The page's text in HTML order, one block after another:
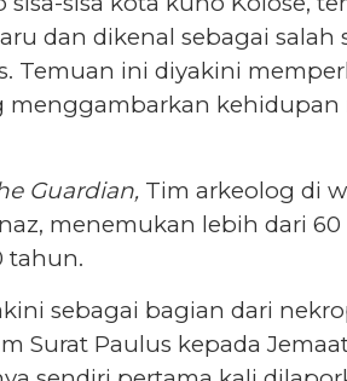
dan dikenal sebagai salah
Temuan ini diyakini
menggambarkan kehidupan
Guardian, Tim arkeolog di
menemukan lebih dari
tahun.
sebagai bagian dari
Surat Paulus kepada